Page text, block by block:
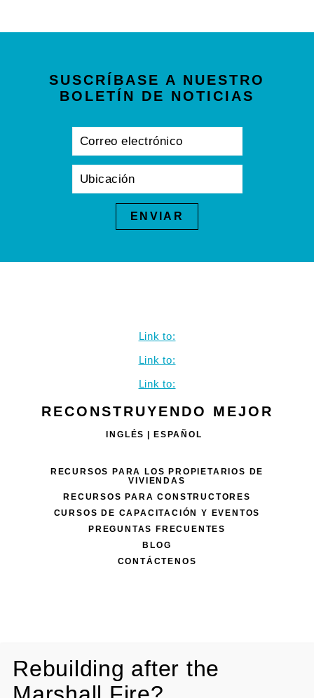
SUSCRÍBASE A NUESTRO
BOLETÍN DE NOTICIAS
Link to:
Link to:
Link to:
RECONSTRUYENDO MEJOR
INGLÉS ESPAÑOL
RECURSOS PARA LOS PROPIETARIOS DE
VIVIENDAS
RECURSOS PARA CONSTRUCTORES
CURSOS DE CAPACITACIÓN Y EVENTOS
PREGUNTAS FRECUENTES
BLOG
CONTÁCTENOS
Rebuilding after the